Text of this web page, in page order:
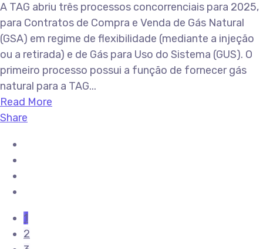
A TAG abriu três processos concorrenciais para 2025,
para Contratos de Compra e Venda de Gás Natural
(GSA) em regime de flexibilidade (mediante a injeção
ou a retirada) e de Gás para Uso do Sistema (GUS). O
primeiro processo possui a função de fornecer gás
natural para a TAG...
Read More
Share
1
2